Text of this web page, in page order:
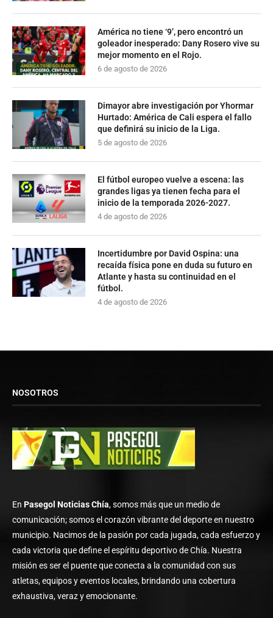
América no tiene ‘9’, pero encontró un
goleador inesperado: Dany Rosero vive su
mejor momento en el Rojo.
6 de agosto de 2026
Dimayor abre investigación por Yhormar
Hurtado: América de Cali espera el fallo
que definirá su inicio de la Liga.
5 de agosto de 2026
El fútbol europeo vuelve a escena: las
grandes ligas ya tienen fecha para el
inicio de la temporada 2026-2027.
4 de agosto de 2026
Incertidumbre por David Ospina: una
recaída física pone en duda su futuro en
Atlante y hasta su continuidad en el
fútbol.
4 de agosto de 2026
NOSOTROS
En Pasegol Noticias Chía, somos más que un medio de
comunicación; somos el corazón vibrante del deporte en nuestro
municipio. Nacimos de la pasión por cada jugada, cada esfuerzo y
cada victoria que define el espíritu deportivo de Chía. Nuestra
misión es ser el puente que conecta a la comunidad con sus
atletas, equipos y eventos locales, brindando una cobertura
exhaustiva, veraz y emocionante.